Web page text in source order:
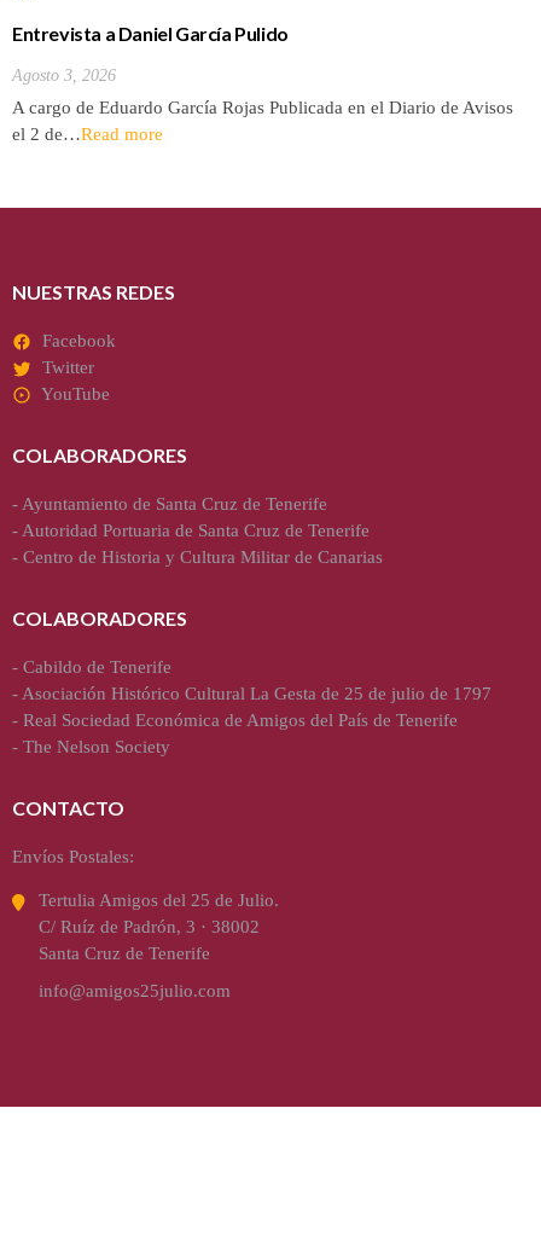
Entrevista a Daniel García Pulido
Agosto 3, 2026
A cargo de Eduardo García Rojas Publicada en el Diario de Avisos
el 2 de…Read more
NUESTRAS REDES
Facebook
Twitter
YouTube
COLABORADORES
- Ayuntamiento de Santa Cruz de Tenerife
- Autoridad Portuaria de Santa Cruz de Tenerife
- Centro de Historia y Cultura Militar de Canarias
COLABORADORES
- Cabildo de Tenerife
- Asociación Histórico Cultural La Gesta de 25 de julio de 1797
- Real Sociedad Económica de Amigos del País de Tenerife
- The Nelson Society
CONTACTO
Envíos Postales:
Tertulia Amigos del 25 de Julio.
C/ Ruíz de Padrón, 3 · 38002
Santa Cruz de Tenerife
info@amigos25julio.com